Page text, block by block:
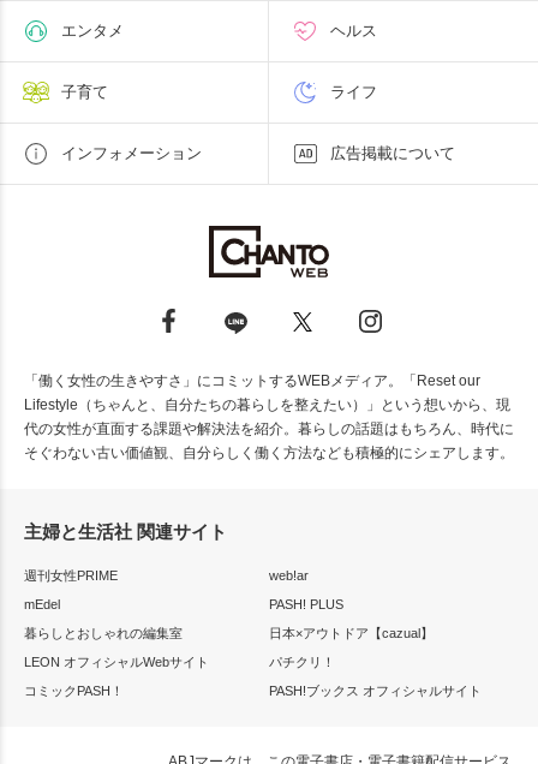
エンタメ ヘルス
子育て ライフ
インフォメーション 広告掲載について
「働く女性の生きやすさ」にコミットするWEBメディア。「Reset our
Lifestyle（ちゃんと、自分たちの暮らしを整えたい）」という想いから、現
代の女性が直面する課題や解決法を紹介。暮らしの話題はもちろん、時代に
そぐわない古い価値観、自分らしく働く方法なども積極的にシェアします。
主婦と生活社 関連サイト
週刊女性PRIME
web!ar
mEdel
PASH! PLUS
暮らしとおしゃれの編集室
日本×アウトドア【cazual】
LEON オフィシャルWebサイト
パチクリ！
コミックPASH！
PASH!ブックス オフィシャルサイト